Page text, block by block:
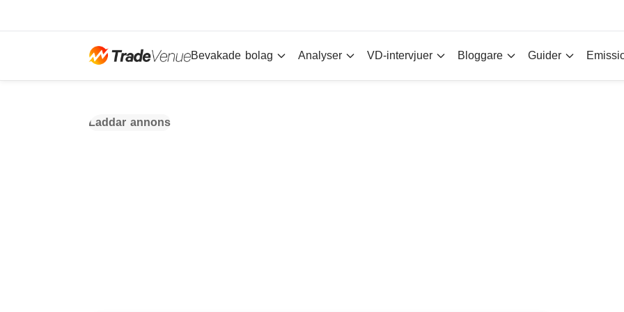
Bevakade bolag Analyser VD-intervjuer Bloggare Guider
Laddar annons